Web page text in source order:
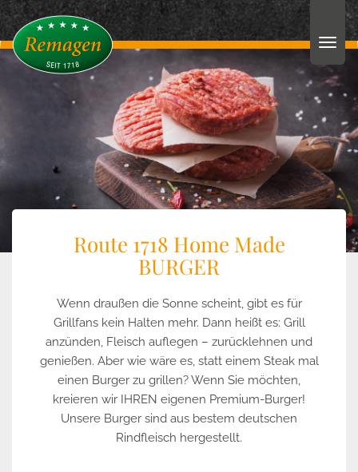
Route 1718 Home Made
BURGER
Wenn draußen die Sonne scheint, gibt es für
Grillfans kein Halten mehr. Dann heißt es: Grill
anzünden, Fleisch auflegen – zurücklehnen und
genießen. Aber wie wäre es, statt einem Steak mal
einen Burger zu grillen? Wenn Sie möchten,
kreieren wir IHREN eigenen Premium-Burger!
Unsere Burger sind aus bestem deutschen
Rindfleisch hergestellt.